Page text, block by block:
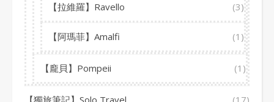
【拉維羅】Ravello (3)
【阿瑪菲】Amalfi (1)
【龐貝】Pompeii (1)